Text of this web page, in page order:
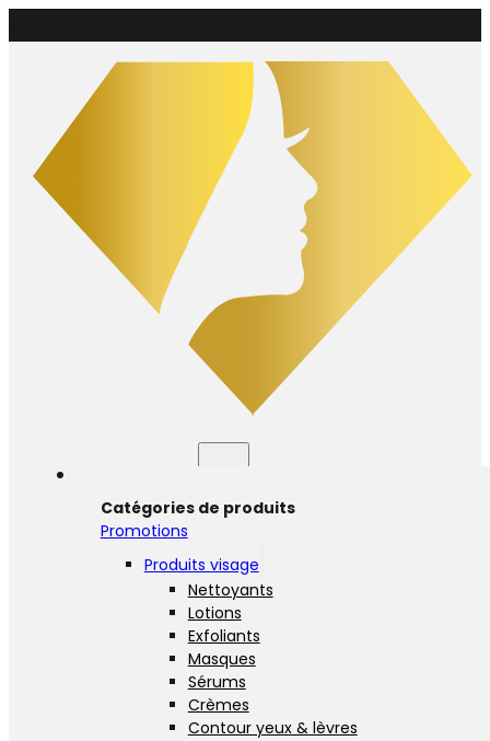
Catégories de produits
Promotions
Produits visage
Nettoyants
Lotions
Exfoliants
Masques
Sérums
Crèmes
Contour yeux & lèvres